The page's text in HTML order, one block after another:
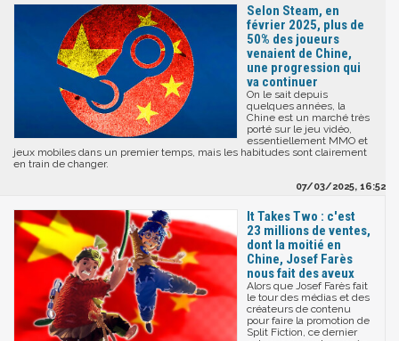
Selon Steam, en
février 2025, plus de
50% des joueurs
venaient de Chine,
une progression qui
va continuer
On le sait depuis
quelques années, la
Chine est un marché très
porté sur le jeu vidéo,
essentiellement MMO et
jeux mobiles dans un premier temps, mais les habitudes sont clairement
en train de changer.
07/03/2025, 16:52
It Takes Two : c'est
23 millions de ventes,
dont la moitié en
Chine, Josef Farès
nous fait des aveux
Alors que Josef Farès fait
le tour des médias et des
créateurs de contenu
pour faire la promotion de
Split Fiction, ce dernier